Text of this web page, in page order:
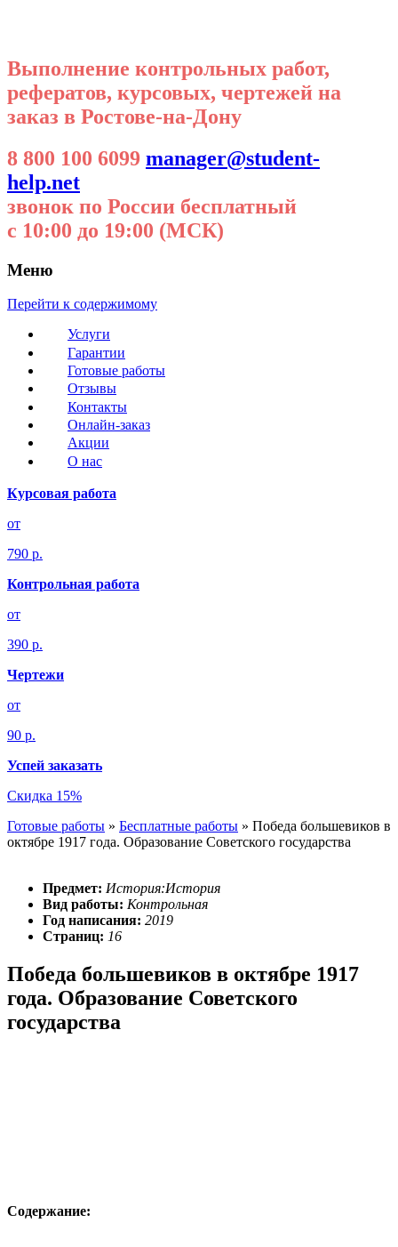
Выполнение контрольных работ,
рефератов, курсовых, чертежей на
заказ в Ростове-на-Дону
8 800 100 6099 manager@student-
help.net
звонок по России бесплатный
с 10:00 до 19:00 (МСК)
Меню
Перейти к содержимому
Услуги
Гарантии
Готовые работы
Отзывы
Контакты
Онлайн-заказ
Акции
О нас
Курсовая работа
от
790 р.
Контрольная работа
от
390 р.
Чертежи
от
90 р.
Успей заказать
Скидка 15%
Готовые работы » Бесплатные работы » Победа большевиков в
октябре 1917 года. Образование Советского государства
Предмет: История:История
Вид работы: Контрольная
Год написания: 2019
Страниц: 16
Победа большевиков в октябре 1917
года. Образование Советского
государства
Содержание: